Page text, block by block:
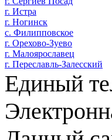
г. Истра
г. Ногинск
с. Филипповское
г. Орехово-Зуево
г. Малоярославец
г. Переславль-Залесский
Единый